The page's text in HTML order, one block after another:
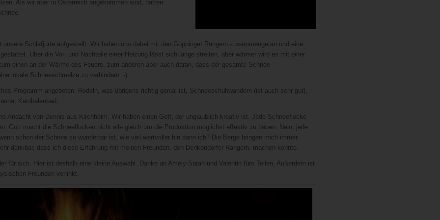
Als wir aber in Österreich angekommen sind, hatten
Schlafjurte aufgestellt. Wir haben uns dabei mit den Göppinger Rangern zusammengetan und eine
Über die Vor- und Nachteile einer Heizung lässt sich lange streiten, aber wärmer wird es mit einer
einen an der Wärme des Feuers, zum anderen aber auch daran, dass der gesamte Schnee
lokale Schneeschmelze zu verhindern :-)
Programm angeboten: Rodeln, was übrigens richtig genial ist, Schneeschuhwandern (ist auch sehr gut),
Kanibalenbad,…
Andacht von Dennis aus Kirchheim. Wir haben einen Gott, der unglaublich kreativ ist. Jede Schneeflocke
Gott macht die Schneeflocken nicht alle gleich um die Produktion möglichst effektiv zu haben. Nein, jede
schon der Schnee so wunderbar ist, wie viel wertvoller bin dann ich? Die Berge bringen mich immer
dankbar, dass ich diese Erfahrung mit meinen Freunden, den Denkendorfer Rangern, machen konnte.
für sich. Hier ist deshalb eine kleine Auswahl. Danke an Amely-Sarah und Valentin fürs Teilen. Außerdem ist
Freunden verlinkt.